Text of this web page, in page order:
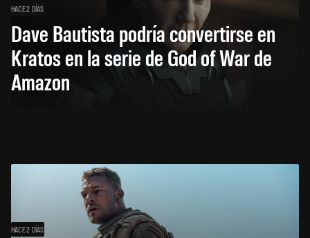
HACE 2 DÍAS
Dave Bautista podría convertirse en
Kratos en la serie de God of War de
Amazon
HACE 2 DÍAS